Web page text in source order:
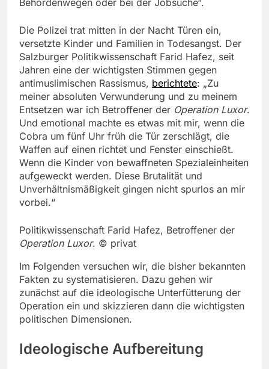
Die Polizei trat mitten in der Nacht Türen ein,
versetzte Kinder und Familien in Todesangst. Der
Salzburger Politikwissenschaft Farid Hafez, seit
Jahren eine der wichtigsten Stimmen gegen
antimuslimischen Rassismus, berichtete: „Zu
meiner absoluten Verwunderung und zu meinem
Entsetzen war ich Betroffener der Operation Luxor.
Und emotional machte es etwas mit mir, wenn die
Cobra um fünf Uhr früh die Tür zerschlägt, die
Waffen auf einen richtet und Fenster einschießt.
Wenn die Kinder von bewaffneten Spezialeinheiten
aufgeweckt werden. Diese Brutalität und
Unverhältnismäßigkeit gingen nicht spurlos an mir
vorbei.“
Politikwissenschaft Farid Hafez, Betroffener der
Operation Luxor. © privat
Im Folgenden versuchen wir, die bisher bekannten
Fakten zu systematisieren. Dazu gehen wir
zunächst auf die ideologische Unterfütterung der
Operation ein und skizzieren dann die wichtigsten
politischen Dimensionen.
Ideologische Aufbereitung